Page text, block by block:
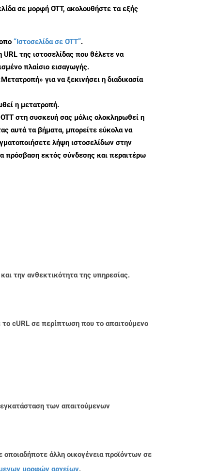
σε μορφή OTT, ακολουθήστε τα εξής
“Ιστοσελίδα σε OTT”.
URL της ιστοσελίδας που θέλετε να
πλαίσιο εισαγωγής.
για να ξεκινήσει η διαδικασία
η μετατροπή.
στη συσκευή σας μόλις ολοκληρωθεί η
αυτά τα βήματα, μπορείτε εύκολα να
λήψη ιστοσελίδων στην
πρόσβαση εκτός σύνδεσης και περαιτέρω
την ανθεκτικότητα της υπηρεσίας.
το cURL σε περίπτωση που το απαιτούμενο
των απαιτούμενων
άλλη οικογένεια προϊόντων σε
μορφών αρχείων.